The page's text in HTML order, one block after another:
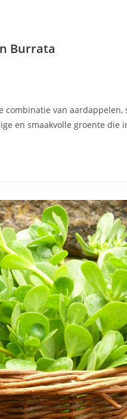
Burrata
van aardappelen,
en smaakvolle groente die